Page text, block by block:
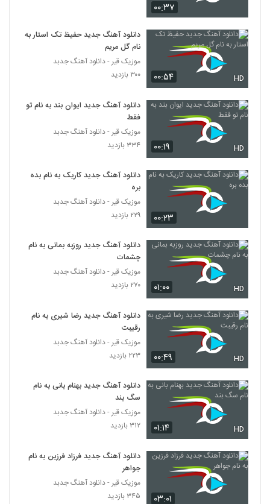
5774
موزیک زیبای آهو از حمید هیراد
۳۱۱ بازدید
دانلود آهنگ ماهان بهرام خان سرد بود
(رمیکس)
۲۷۵ بازدید
Dooset Daram Bavar Kon
5777 متن ترانه
5778
Naser Mehryari Gohare Shab
Cheragh
Ghaffari Unhomely)
۲۱۴ بازدید
5780
مرتضی احمدی (I) آهنگ نفس
۲۵۶ بازدید
5781
دانلود آهنگ میلاد سعادت من که دوست دارم
دانلود آهنگ دلبرونه از دانیال الهیان
5783
دانلود آهنگ شهر آشوب از رضا صادقی به
همراه متن ترانه
دانلود آهنگ امیر حسام رفیق نیمه راه
۰۰:۳۷
۰۰:۵۴ HD
دانلود آهنگ جدید حفیظ تک استار به
نام گل مریم
موزیک قیر - دانلود آهنگ جدبد
۳۰۰ بازدید
۰۰:۱۹ HD
دانلود آهنگ جدید ایوان بند به نام تو
فقط
موزیک قیر - دانلود آهنگ جدبد
۳۳۴ بازدید
۰۰:۲۳
دانلود آهنگ جدید کاریک به نام بده
بره
موزیک قیر - دانلود آهنگ جدبد
۲۲۹ بازدید
۰۱:۰۰ HD
دانلود آهنگ جدید روزبه بمانی به نام
چشمات
موزیک قیر - دانلود آهنگ جدبد
۲۷۰ بازدید
۰۰:۴۹ HD
دانلود آهنگ جدید رضا شیری به نام
رقیبت
موزیک قیر - دانلود آهنگ جدبد
۲۲۳ بازدید
۰۱:۱۴ HD
دانلود آهنگ جدید بهنام بانی به نام
سگ بند
موزیک قیر - دانلود آهنگ جدبد
۳۱۲ بازدید
۰۳:۰۱
دانلود آهنگ جدید فرزاد فرزین به نام
جواهر
موزیک قیر - دانلود آهنگ جدبد
۳۴۵ بازدید